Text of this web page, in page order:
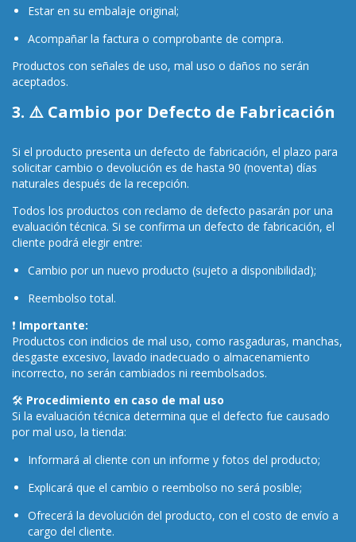
Estar en su embalaje original;
Acompañar la factura o comprobante de compra.
Productos con señales de uso, mal uso o daños no serán
aceptados.
3. ⚠️ Cambio por Defecto de Fabricación
Si el producto presenta un defecto de fabricación, el plazo para
solicitar cambio o devolución es de hasta 90 (noventa) días
naturales después de la recepción.
Todos los productos con reclamo de defecto pasarán por una
evaluación técnica. Si se confirma un defecto de fabricación, el
cliente podrá elegir entre:
Cambio por un nuevo producto (sujeto a disponibilidad);
Reembolso total.
❗ Importante:
Productos con indicios de mal uso, como rasgaduras, manchas,
desgaste excesivo, lavado inadecuado o almacenamiento
incorrecto, no serán cambiados ni reembolsados.
🛠️ Procedimiento en caso de mal uso
Si la evaluación técnica determina que el defecto fue causado
por mal uso, la tienda:
Informará al cliente con un informe y fotos del producto;
Explicará que el cambio o reembolso no será posible;
Ofrecerá la devolución del producto, con el costo de envío a
cargo del cliente.